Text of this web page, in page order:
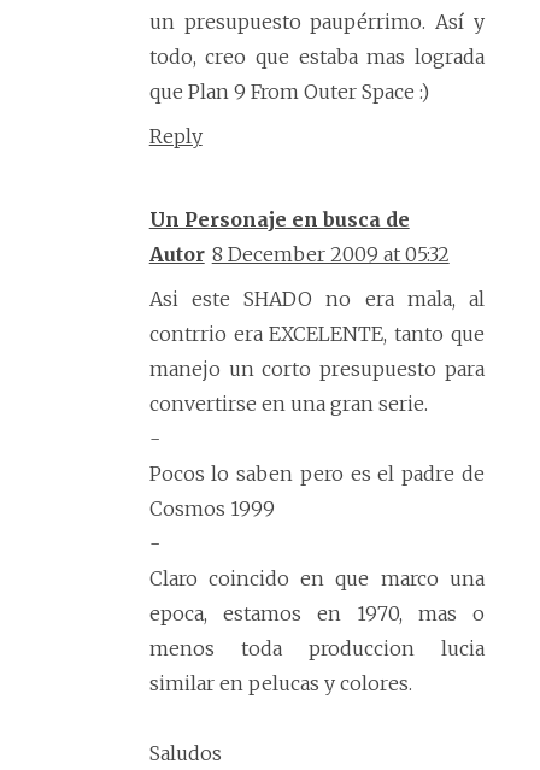
un presupuesto paupérrimo. Así y
todo, creo que estaba mas lograda
que Plan 9 From Outer Space :)
Reply
Un Personaje en busca de
Autor 8 December 2009 at 05:32
Asi este SHADO no era mala, al
contrrio era EXCELENTE, tanto que
manejo un corto presupuesto para
convertirse en una gran serie.
-
Pocos lo saben pero es el padre de
Cosmos 1999
-
Claro coincido en que marco una
epoca, estamos en 1970, mas o
menos toda produccion lucia
similar en pelucas y colores.
Saludos